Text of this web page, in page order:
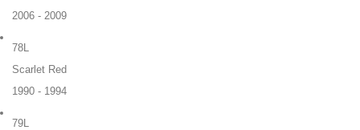
2006 - 2009
78L
Scarlet Red
1990 - 1994
79L